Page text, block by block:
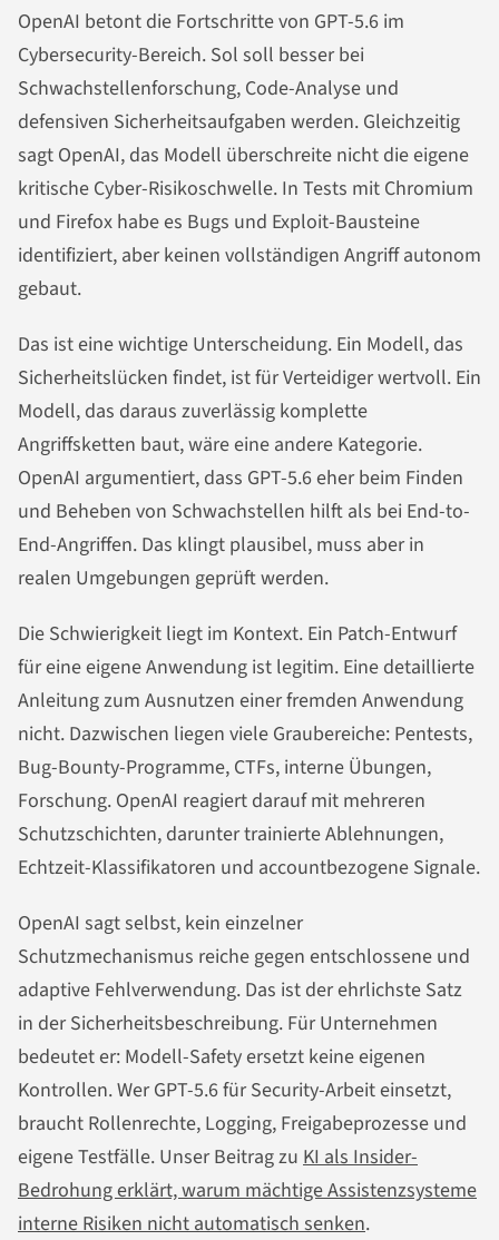
OpenAI betont die Fortschritte von GPT-5.6 im
Cybersecurity-Bereich. Sol soll besser bei
Schwachstellenforschung, Code-Analyse und
defensiven Sicherheitsaufgaben werden. Gleichzeitig
sagt OpenAI, das Modell überschreite nicht die eigene
kritische Cyber-Risikoschwelle. In Tests mit Chromium
und Firefox habe es Bugs und Exploit-Bausteine
identifiziert, aber keinen vollständigen Angriff autonom
gebaut.
Das ist eine wichtige Unterscheidung. Ein Modell, das
Sicherheitslücken findet, ist für Verteidiger wertvoll. Ein
Modell, das daraus zuverlässig komplette
Angriffsketten baut, wäre eine andere Kategorie.
OpenAI argumentiert, dass GPT-5.6 eher beim Finden
und Beheben von Schwachstellen hilft als bei End-to-
End-Angriffen. Das klingt plausibel, muss aber in
realen Umgebungen geprüft werden.
Die Schwierigkeit liegt im Kontext. Ein Patch-Entwurf
für eine eigene Anwendung ist legitim. Eine detaillierte
Anleitung zum Ausnutzen einer fremden Anwendung
nicht. Dazwischen liegen viele Graubereiche: Pentests,
Bug-Bounty-Programme, CTFs, interne Übungen,
Forschung. OpenAI reagiert darauf mit mehreren
Schutzschichten, darunter trainierte Ablehnungen,
Echtzeit-Klassifikatoren und accountbezogene Signale.
OpenAI sagt selbst, kein einzelner
Schutzmechanismus reiche gegen entschlossene und
adaptive Fehlverwendung. Das ist der ehrlichste Satz
in der Sicherheitsbeschreibung. Für Unternehmen
bedeutet er: Modell-Safety ersetzt keine eigenen
Kontrollen. Wer GPT-5.6 für Security-Arbeit einsetzt,
braucht Rollenrechte, Logging, Freigabeprozesse und
eigene Testfälle. Unser Beitrag zu KI als Insider-
Bedrohung erklärt, warum mächtige Assistenzsysteme
interne Risiken nicht automatisch senken.